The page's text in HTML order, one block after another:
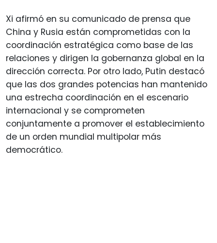
Xi afirmó en su comunicado de prensa que
China y Rusia están comprometidas con la
coordinación estratégica como base de las
relaciones y dirigen la gobernanza global en la
dirección correcta. Por otro lado, Putin destacó
que las dos grandes potencias han mantenido
una estrecha coordinación en el escenario
internacional y se comprometen
conjuntamente a promover el establecimiento
de un orden mundial multipolar más
democrático.